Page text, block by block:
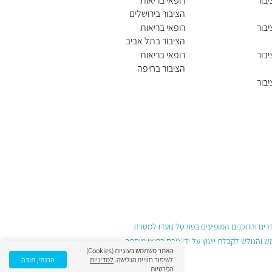
הציבור בירושלים
רופאי בריאות
הציבור בתל אביב
יפו
רופאי בריאות
הציבור בחיפה
והתכנים המופיעים בפורטל נועדו למטרת
לקבלת ייעוץ על ידי גורם רפואי מוסמך
האתר משתמש בעוגיות (Cookies)
לשיפור חוויית הגלישה. למדיניות
הפרטיות
הבנתי, תודה